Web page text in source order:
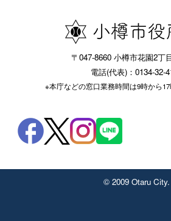
〒047-8660 小樽市花園2丁
電話(代表)：0134-32-
※本庁などの窓口業務時間は9時から17
© 2009 Otaru City.